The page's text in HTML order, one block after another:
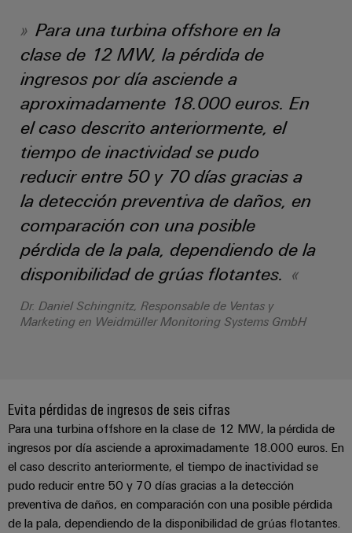
diferentes
sectores
de
la
automatización
de
máquinas
y
la
automatización
industrial
Oil
&
Gas
Garantizar
un
funcionamiento
seguro
con
industria
de
procesos
Sector
ferroviario
Soluciones
modernas
AI
Acceso
remoto
Plataforma
de
Servicio
Industrial
easyConnect
Application
IoT
Centre
Workplace
Herramientas
Máquinas
automáticas
Software
Señalizadores
Para una turbina offshore en la
clase de 12 MW, la pérdida de
ingresos por día asciende a
aproximadamente 18.000 euros. En
el caso descrito anteriormente, el
tiempo de inactividad se pudo
reducir entre 50 y 70 días gracias a
la detección preventiva de daños, en
comparación con una posible
pérdida de la pala, dependiendo de la
disponibilidad de grúas flotantes.
Dr. Daniel Schingnitz, Responsable de Ventas y
Marketing en Weidmüller Monitoring Systems GmbH
Evita pérdidas de ingresos de seis cifras
Para una turbina offshore en la clase de 12 MW, la pérdida de
ingresos por día asciende a aproximadamente 18.000 euros. En
el caso descrito anteriormente, el tiempo de inactividad se
pudo reducir entre 50 y 70 días gracias a la detección
preventiva de daños, en comparación con una posible pérdida
de la pala, dependiendo de la disponibilidad de grúas flotantes.